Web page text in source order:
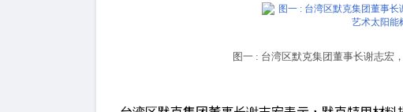
图一 : 台湾区默克集团董事长谢志宏